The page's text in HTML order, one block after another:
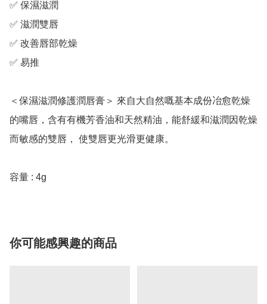
✅ 保濕滋潤
✅ 滋潤雙唇
✅ 改善唇部乾燥
✅ 易推
＜保濕滋潤修護潤唇膏＞ 來自大自然嘅基本成份冶愈乾燥
的嘴唇，含有有機芳香油和天然精油，能舒緩和滋潤因乾燥
而敏感的雙唇， 使雙唇更光滑更健康。
容量 : 4g
你可能感興趣的商品